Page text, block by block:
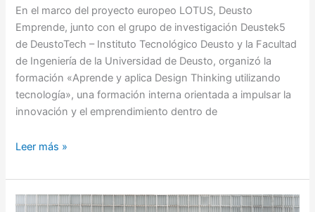
En el marco del proyecto europeo LOTUS, Deusto
Emprende, junto con el grupo de investigación Deustek5
de DeustoTech – Instituto Tecnológico Deusto y la Facultad
de Ingeniería de la Universidad de Deusto, organizó la
formación «Aprende y aplica Design Thinking utilizando
tecnología», una formación interna orientada a impulsar la
innovación y el emprendimiento dentro de
del
proyecto
europeo
LOTUS
Leer más »
El